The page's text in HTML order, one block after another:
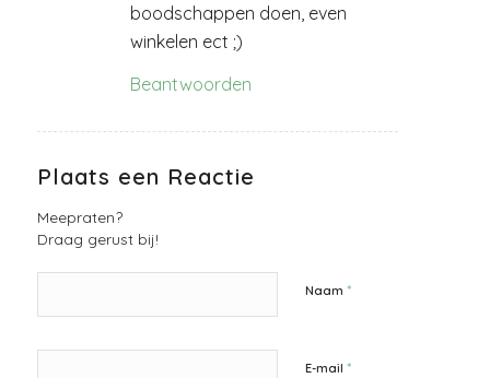
boodschappen doen, even
winkelen ect ;)
Beantwoorden
Plaats een Reactie
Meepraten?
Draag gerust bij!
Naam *
E-mail *